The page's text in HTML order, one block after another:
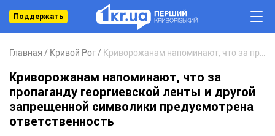
Поддержать
Главная Кривой Рог
Криворожанам напоминают, что за
пропаганду георгиевской ленты и другой
запрещенной символики предусмотрена
ответственность